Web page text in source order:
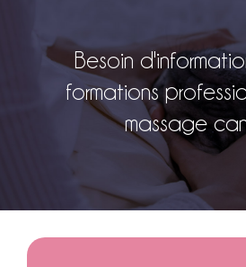
QUI SOMMES
LE MASSAGE
FORMATION
CONTACT
PRENDRE UN
Besoin
formations
massage